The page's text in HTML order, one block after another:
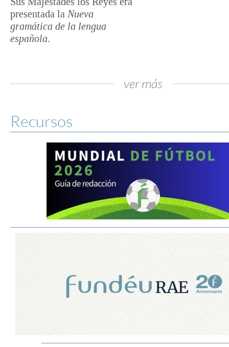
presentada la Nueva
gramática de la lengua
española.
ver más
Recursos